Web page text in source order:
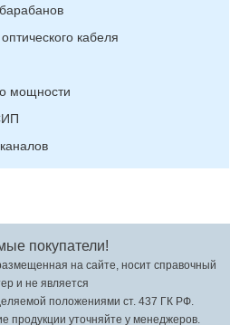
кабеля
мощности
покупатели!
на сайте, носит справочный
и не является
положениями ст. 437 ГК РФ.
продукции уточняйте у менеджеров.